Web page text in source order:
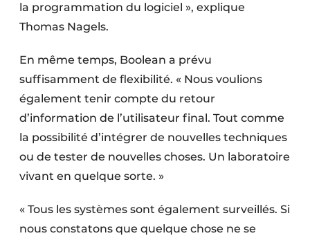
la programmation du logiciel », explique
Thomas Nagels.
En même temps, Boolean a prévu
suffisamment de flexibilité. « Nous voulions
également tenir compte du retour
d’information de l’utilisateur final. Tout comme
la possibilité d’intégrer de nouvelles techniques
ou de tester de nouvelles choses. Un laboratoire
vivant en quelque sorte. »
« Tous les systèmes sont également surveillés. Si
nous constatons que quelque chose ne se